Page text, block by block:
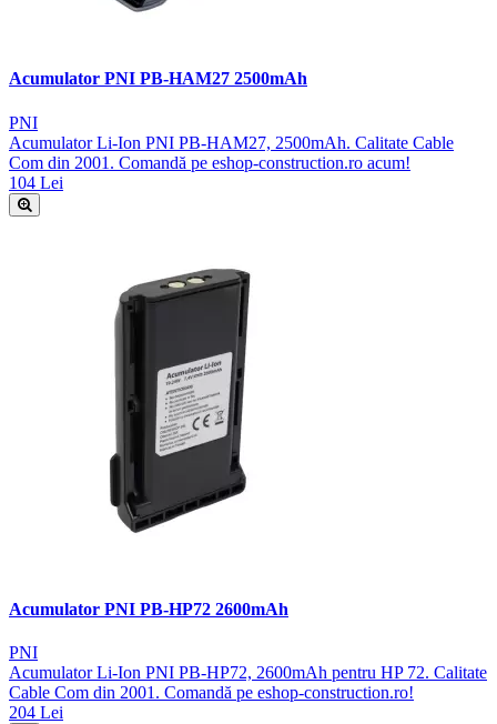
Acumulator PNI PB-HAM27 2500mAh
PNI
Acumulator Li-Ion PNI PB-HAM27, 2500mAh. Calitate Cable
Com din 2001. Comandă pe eshop-construction.ro acum!
104 Lei
Acumulator PNI PB-HP72 2600mAh
PNI
Acumulator Li-Ion PNI PB-HP72, 2600mAh pentru HP 72. Calitate
Cable Com din 2001. Comandă pe eshop-construction.ro!
204 Lei